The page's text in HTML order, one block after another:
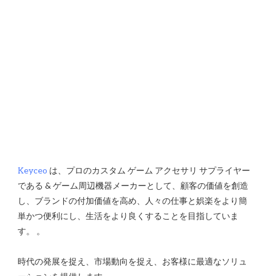
Keyceo は、プロのカスタム ゲーム アクセサリ サプライヤー
である & ゲーム周辺機器メーカーとして、顧客の価値を創造
し、ブランドの付加価値を高め、人々の仕事と娯楽をより簡
単かつ便利にし、生活をより良くすることを目指していま
時代の発展を捉え、市場動向を捉え、お客様に最適なソリュ